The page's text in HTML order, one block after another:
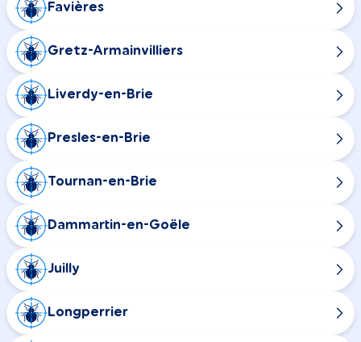
Favières
Gretz-Armainvilliers
Liverdy-en-Brie
Presles-en-Brie
Tournan-en-Brie
Dammartin-en-Goële
Juilly
Longperrier